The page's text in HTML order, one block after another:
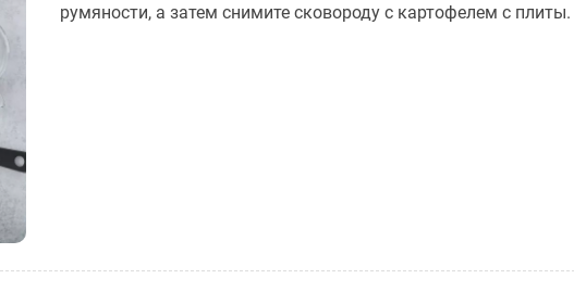
румяности, а затем снимите сковороду с картофелем с плиты.